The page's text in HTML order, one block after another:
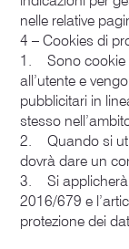
nelle relative
4 – Cookies di
1. Sono cookie
all’utente e
pubblicitari in
stesso
2. Quando si
dovrà dare un
3. Si applicherà
2016/679 e
protezione dei